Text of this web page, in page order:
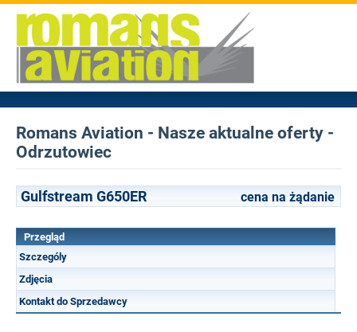
Romans Aviation - Nasze aktualne oferty -
Odrzutowiec
Gulfstream G650ER cena na żądanie
Przegląd
Szczególy
Zdjęcia
Kontakt do Sprzedawcy